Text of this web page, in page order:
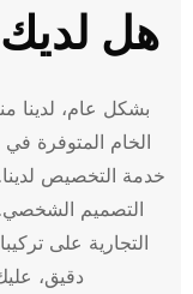
هل
بشكل عام، لدينا
الخام المتوفرة
خدمة التخصيص
التصميم
التجارية على
دقيق،